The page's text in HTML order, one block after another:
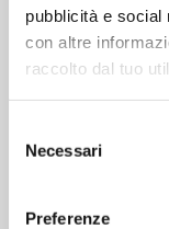
pubblicità e social
con altre
raccolto dal tuo
delNecessari
Preferenze
NOTIZIE